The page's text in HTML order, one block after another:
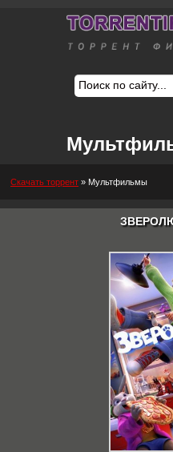
Скачать торрент » Мультфильмы